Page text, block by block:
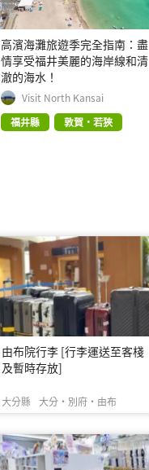
高濱海灘旅遊季完全指南：盡
情享受福井美麗的海岸線和清
澈的海水！
Visit North Kansai
福井縣
敦賀・若狹
由布院行李 [行李運送至客棧
及暫時存放]
大分縣 大分・別府・由布